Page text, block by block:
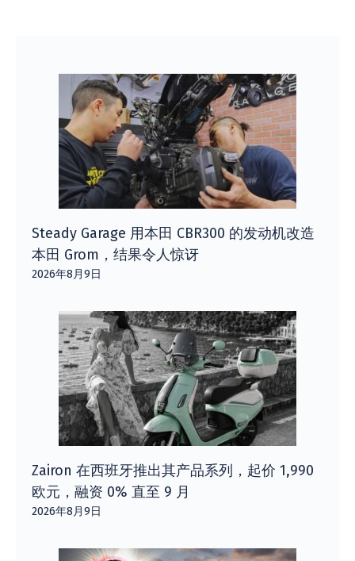
Steady Garage 用本田 CBR300 的发动机改造
本田 Grom，结果令人惊讶
2026年8月9日
Zairon 在西班牙推出其产品系列，起价 1,990
欧元，融资 0% 直至 9 月
2026年8月9日